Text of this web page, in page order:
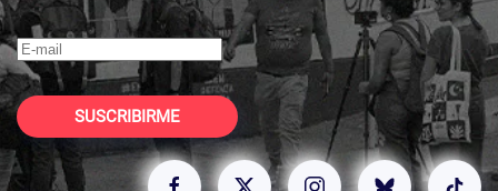
SUSCRIBIRME